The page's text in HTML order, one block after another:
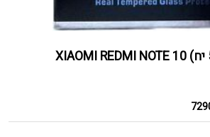
מגן מסך זכוכית (5 יח) XIAOMI REDMI NOTE 10